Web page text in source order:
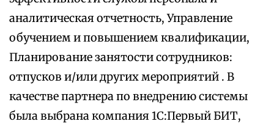
аналитическая отчетность, Управление
обучением и повышением квалификации,
Планирование занятости сотрудников:
отпусков и/или других мероприятий . В
качестве партнера по внедрению системы
была выбрана компания 1С:Первый БИТ,